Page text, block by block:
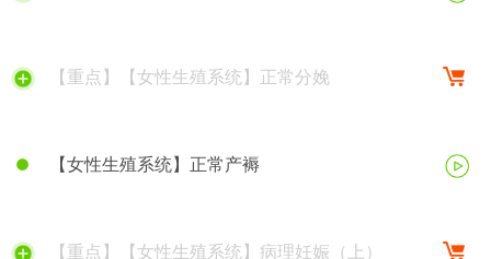
【重点】【女性生殖系统】正常分娩
【女性生殖系统】正常产褥
【重点】【女性生殖系统】病理妊娠（上）